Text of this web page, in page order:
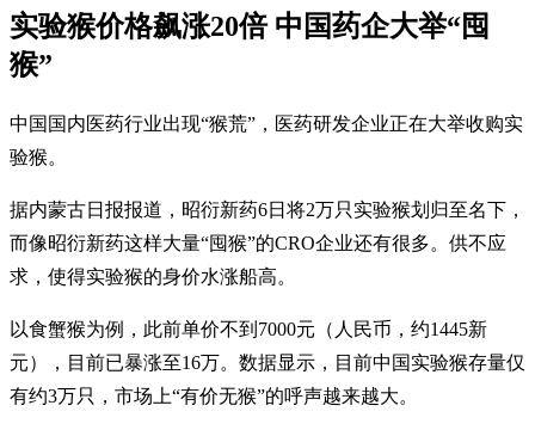
实验猴价格飙涨20倍 中国药企大举“囤
猴”
中国国内医药行业出现“猴荒”，医药研发企业正在大举收购实
验猴。
据内蒙古日报报道，昭衍新药6日将2万只实验猴划归至名下，
而像昭衍新药这样大量“囤猴”的CRO企业还有很多。供不应
求，使得实验猴的身价水涨船高。
以食蟹猴为例，此前单价不到7000元（人民币，约1445新
元），目前已暴涨至16万。数据显示，目前中国实验猴存量仅
有约3万只，市场上“有价无猴”的呼声越来越大。